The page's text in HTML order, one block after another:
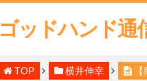
ゴッドハンド通
TOP 横井伸幸